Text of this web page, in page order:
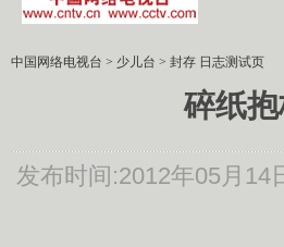
中国网络电视台 > 少儿台 > 封存 日志测试页
碎纸
发布时间:2012年05月14